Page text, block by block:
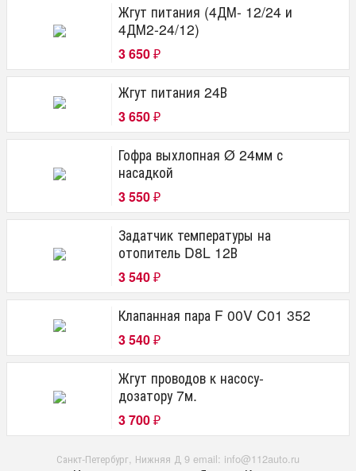
Жгут питания (4ДМ- 12/24 и
4ДМ2-24/12)
3 650 ₽
Жгут питания 24В
3 650 ₽
Гофра выхлопная Ø 24мм с
насадкой
3 550 ₽
Задатчик температуры на
отопитель D8L 12В
3 540 ₽
Клапанная пара F 00V C01 352
3 540 ₽
Жгут проводов к насосу-
дозатору 7м.
3 700 ₽
Санкт-Петербург, Нижняя Д 9 email: info@112auto.ru